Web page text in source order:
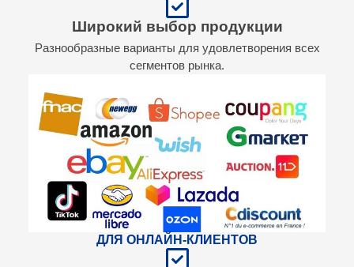
Широкий выбор продукции
Разнообразные варианты для удовлетворения всех
сегментов рынка.
ДЛЯ ОНЛАЙН-КЛИЕНТОВ